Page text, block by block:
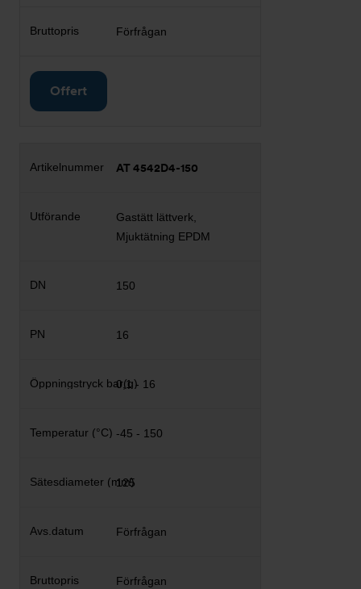
Förfrågan
Offert
AT 4542D4-150
Gastätt lättverk,
Mjuktätning EPDM
150
16
0,1 - 16
-45 - 150
125
Förfrågan
Förfrågan